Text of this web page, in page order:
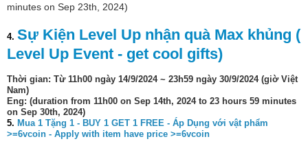
minutes on Sep 23th, 2024)
4. Sự Kiện Level Up nhận quà Max khủng (
Level Up Event - get cool gifts)
Thời gian: Từ 11h00 ngày 14/9/2024 ~ 23h59 ngày 30/9/2024 (giờ Việt
Nam)
Eng: (duration from 11h00 on Sep 14th, 2024 to 23 hours 59 minutes
on Sep 30th, 2024)
5. Mua 1 Tặng 1 - BUY 1 GET 1 FREE - Áp Dụng với vật phẩm
>=6vcoin - Apply with item have price >=6vcoin